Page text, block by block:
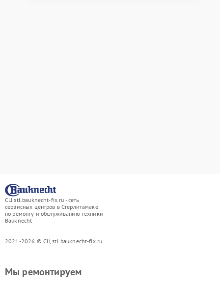
СЦ stl.bauknecht-fix.ru - сеть
сервисных центров в Стерлитамаке
по ремонту и обслуживанию техники
Bauknecht
2021-2026 © СЦ stl.bauknecht-fix.ru
Мы ремонтируем